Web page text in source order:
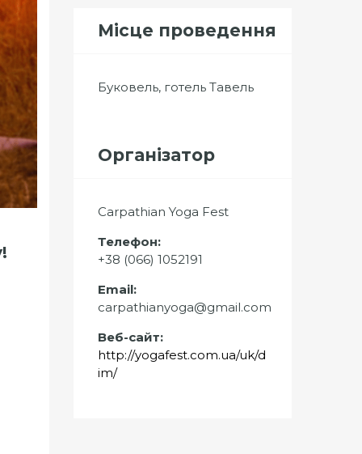
Місце проведення
Буковель, готель Тавель
Організатор
Carpathian Yoga Fest
Телефон:
+38 (066) 1052191
Email:
carpathianyoga@gmail.com
Веб-сайт:
http://yogafest.com.ua/uk/d
im/